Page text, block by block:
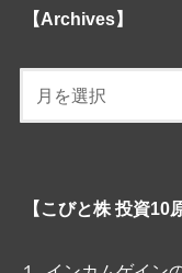
【Archives】
【こびと株 投資10